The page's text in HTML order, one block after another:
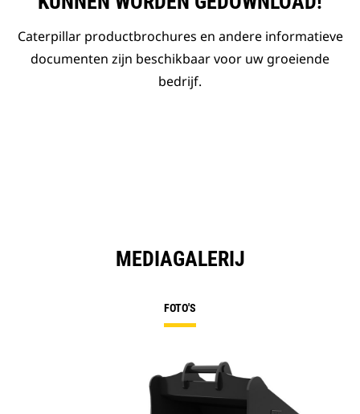
Caterpillar productbrochures en andere informatieve
documenten zijn beschikbaar voor uw groeiende
bedrijf.
MEDIAGALERIJ
FOTO'S